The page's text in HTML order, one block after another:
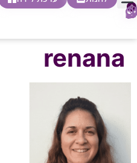
0
renana